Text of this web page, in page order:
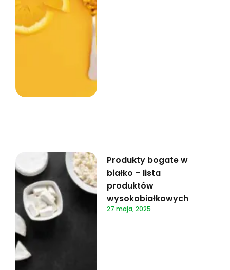
Produkty bogate w
białko – lista
produktów
wysokobiałkowych
27 maja, 2025